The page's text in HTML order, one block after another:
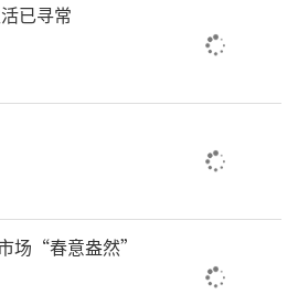
已寻常
场“春意盎然”